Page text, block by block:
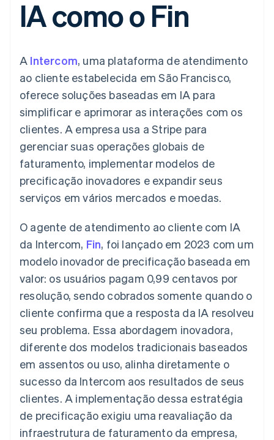
Formas de
pagamento
Terminal
presenciais
Authorization
Otimizações
de aceitação
Checkout
acelerado
Connections
Dados de
contas
Recognition
Automação
contábil
personalizados
Data Pipeline
Sincronização
de dados
Mais
Veja o que está chegando
Radar
Prevenção de fraudes
Atlas
Incorporação de startups
Climate
Remoção de carbono
Verificação de identidade
Marketplaces
Gestão dos valores
Plataformas
Por setor
Empresas de IA
Economia de criadores
Jogos
Hospitalidade, viagens
e lazer
Seguros
Mídia e entretenimento
lucrativos
Serviços profissionais
Setor público
Varejo
Parceiros
Stripe App Marketplace
Gerenciar assinaturas
Ofereça cobrança por
uso
stablecoins
Provisione e gerencie
serviços com agentes
Recursos
Integrações de
aplicativos
Exemplos de códigos
Blog de
desenvolvedores
Plano de ação do
produto
Carreiras
Sala de imprensa
Stripe Press
Contato
Fale com a equipe de
vendas
Seja um parceiro
IA como o Fin
A Intercom, uma plataforma de atendimento
ao cliente estabelecida em São Francisco,
oferece soluções baseadas em IA para
simplificar e aprimorar as interações com os
clientes. A empresa usa a Stripe para
gerenciar suas operações globais de
faturamento, implementar modelos de
precificação inovadores e expandir seus
serviços em vários mercados e moedas.
O agente de atendimento ao cliente com IA
da Intercom, Fin, foi lançado em 2023 com um
modelo inovador de precificação baseada em
valor: os usuários pagam 0,99 centavos por
resolução, sendo cobrados somente quando o
cliente confirma que a resposta da IA resolveu
seu problema. Essa abordagem inovadora,
diferente dos modelos tradicionais baseados
em assentos ou uso, alinha diretamente o
sucesso da Intercom aos resultados de seus
clientes. A implementação dessa estratégia
de precificação exigiu uma reavaliação da
infraestrutura de faturamento da empresa,